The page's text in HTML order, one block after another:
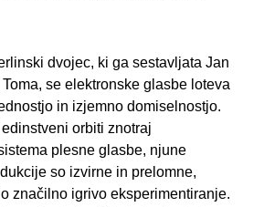
dvojec, ki ga sestavljata Jan
se elektronske glasbe loteva
in izjemno domiselnostjo.
orbiti znotraj
plesne glasbe, njune
so izvirne in prelomne,
značilno igrivo eksperimentiranje.